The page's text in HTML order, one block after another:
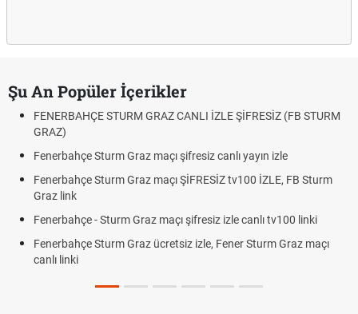
Şu An Popüler İçerikler
FENERBAHÇE STURM GRAZ CANLI İZLE ŞİFRESİZ (FB STURM
GRAZ)
Fenerbahçe Sturm Graz maçı şifresiz canlı yayın izle
Fenerbahçe Sturm Graz maçı ŞİFRESİZ tv100 İZLE, FB Sturm
Graz link
Fenerbahçe - Sturm Graz maçı şifresiz izle canlı tv100 linki
Fenerbahçe Sturm Graz ücretsiz izle, Fener Sturm Graz maçı
canlı linki